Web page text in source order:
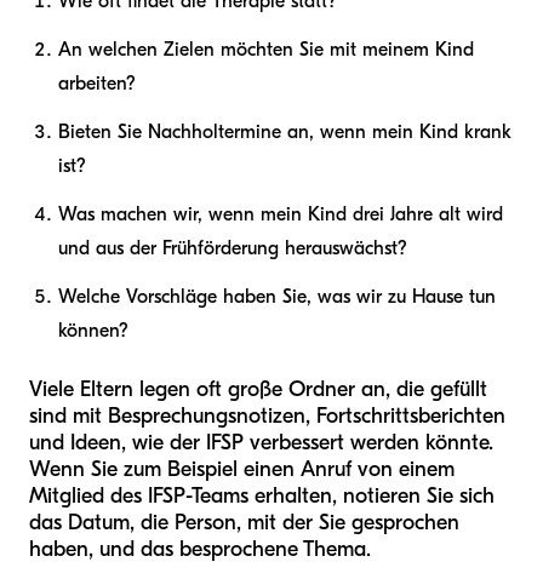
An welchen Zielen möchten Sie mit meinem Kind
arbeiten?
Bieten Sie Nachholtermine an, wenn mein Kind krank
ist?
Was machen wir, wenn mein Kind drei Jahre alt wird
und aus der Frühförderung herauswächst?
Welche Vorschläge haben Sie, was wir zu Hause tun
können?
Viele Eltern legen oft große Ordner an, die gefüllt
sind mit Besprechungsnotizen, Fortschrittsberichten
und Ideen, wie der IFSP verbessert werden könnte.
Wenn Sie zum Beispiel einen Anruf von einem
Mitglied des IFSP-Teams erhalten, notieren Sie sich
das Datum, die Person, mit der Sie gesprochen
haben, und das besprochene Thema.